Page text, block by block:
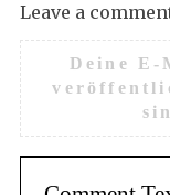
Leave a
Deine